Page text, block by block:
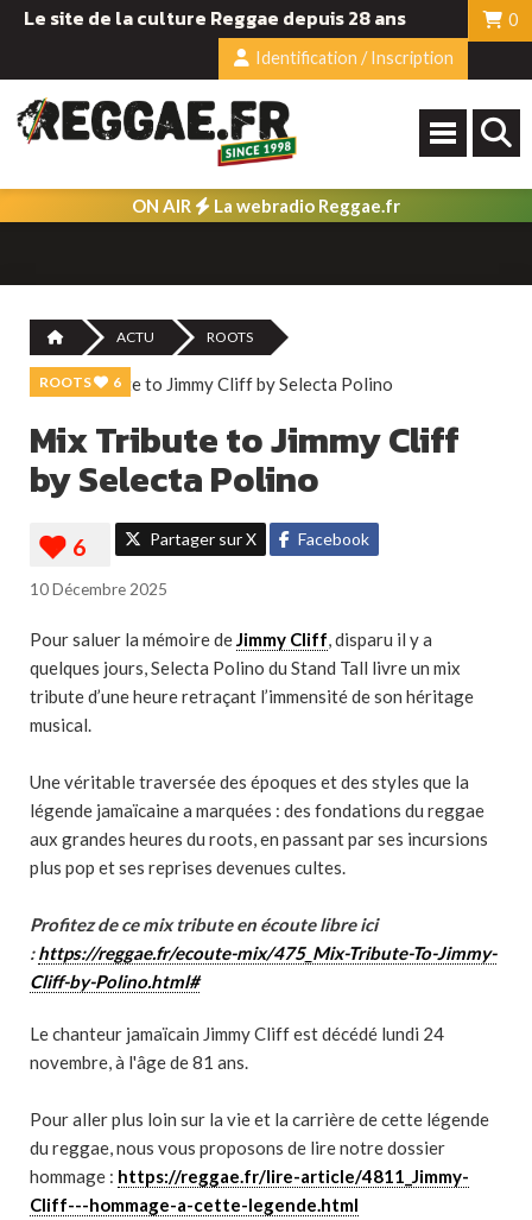
Le site de la culture Reggae depuis 28 ans
0
Identification / Inscription
ON AIR La webradio Reggae.fr
ACTU ROOTS
ROOTS 6
Mix Tribute to Jimmy Cliff
by Selecta Polino
Partager sur X Facebook
10 Décembre 2025
Pour saluer la mémoire deJimmy Cliff, disparu il y a
quelques jours, Selecta Polino du Stand Tall livre un mix
tribute d’une heure retraçant l’immensité de son héritage
musical.
Une véritable traversée des époques et des styles que la
légende jamaïcaine a marquées : des fondations du reggae
aux grandes heures du roots, en passant par ses incursions
plus pop et ses reprises devenues cultes.
Profitez de ce mix tribute en écoute libre ici
:https://reggae.fr/ecoute-mix/475_Mix-Tribute-To-Jimmy-
Cliff-by-Polino.html#
Le chanteur jamaïcain Jimmy Cliff est décédé lundi 24
novembre, à l'âge de 81 ans.
Pour aller plus loin sur la vie et la carrière de cette légende
du reggae, nous vous proposons de lire notre dossier
hommage : https://reggae.fr/lire-article/4811_Jimmy-
Cliff---hommage-a-cette-legende.html